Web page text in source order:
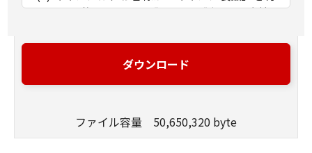
用する目的のために、「キヤノン製品」に直接
ンピューター（以下「指定機器」と言いま
す。）において、「本ソフトウェア」を使用
ること、アクセスすること、もしくは実行する
ダウンロード
ファイル容量 50,650,320 byte